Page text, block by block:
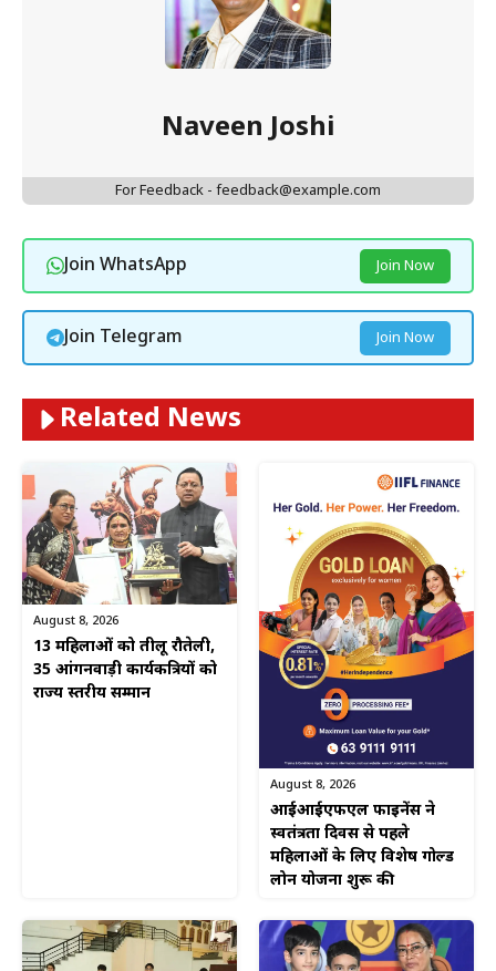
Naveen Joshi
For Feedback - feedback@example.com
Join WhatsApp Join Now
Join Telegram Join Now
Related News
August 8, 2026
13 महिलाओं को तीलू रौतेली,
35 आंगनवाड़ी कार्यकत्रियों को
राज्य स्तरीय सम्मान
August 8, 2026
आईआईएफएल फाइनेंस ने
स्वतंत्रता दिवस से पहले
महिलाओं के लिए विशेष गोल्ड
लोन योजना शुरू की